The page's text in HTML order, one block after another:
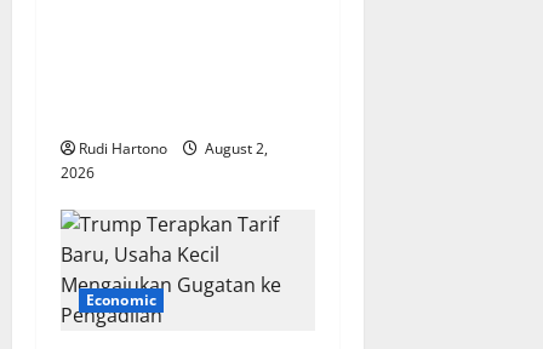
Rudi Hartono
August 2,
2026
Economic